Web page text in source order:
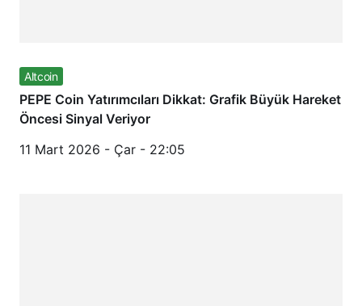
Altcoin
PEPE Coin Yatırımcıları Dikkat: Grafik Büyük Hareket
Öncesi Sinyal Veriyor
11 Mart 2026 - Çar - 22:05